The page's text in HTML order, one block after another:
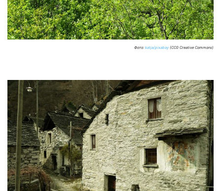
Фото: katja/pixabay (CC0 Creative Commons)